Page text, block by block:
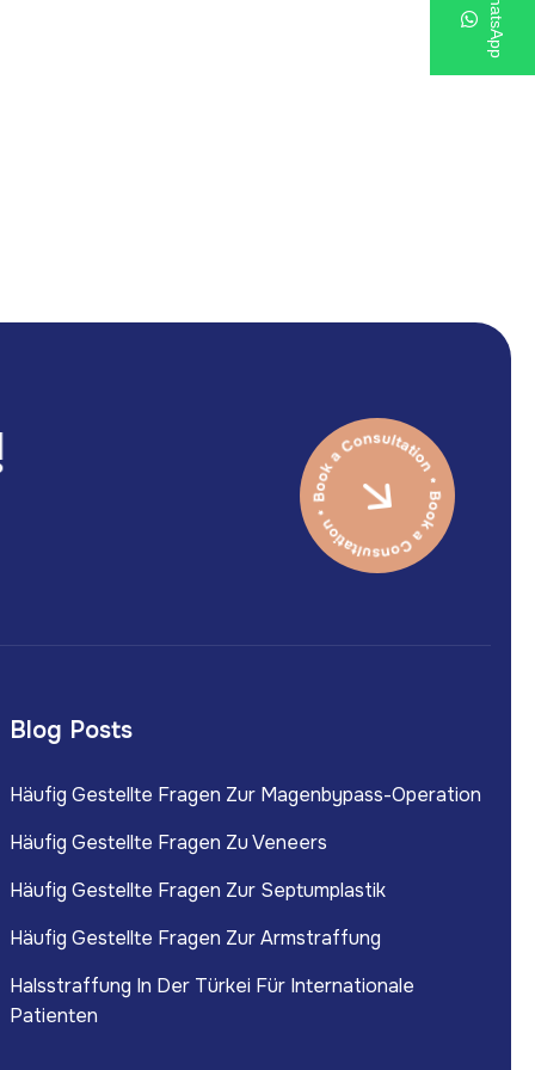
Blog Posts
Häufig Gestellte Fragen Zur Magenbypass-Operation
Häufig Gestellte Fragen Zu Veneers
Häufig Gestellte Fragen Zur Septumplastik
Häufig Gestellte Fragen Zur Armstraffung
Halsstraffung In Der Türkei Für Internationale
Patienten
WhatsApp